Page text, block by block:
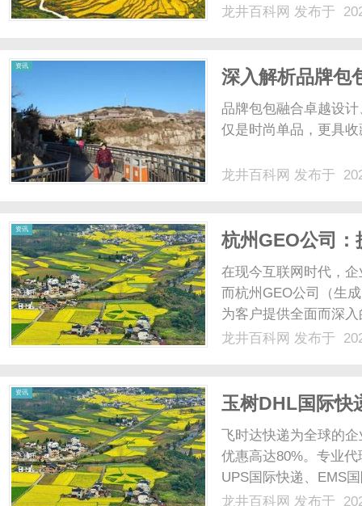
新高。与此同时，"央
龙井百科网 发布于
资讯
深入解析品牌包
品牌包包融合卓越设
仅是时尚单品，更具
龙井百科网 发布于
资讯
杭州GEO公司
在现今互联网时代，
而杭州GEO公司（生
为客户提供全面而深
核心理念、服务内容
龙井百科网 发布于
资讯
玉树DHL国际快
飞时达快递为全球的
优惠高达80%。专业
UPS国际快递、EMS
业务。玉树DHL国际
龙井百科网 发布于